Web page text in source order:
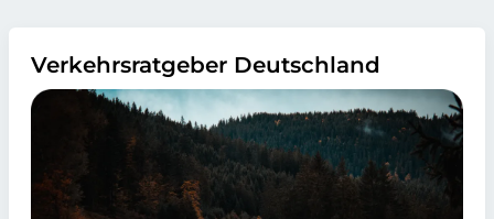
Verkehrsratgeber Deutschland